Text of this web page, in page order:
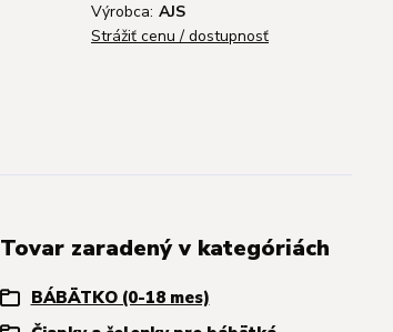
Výrobca: AJS
Strážiť cenu / dostupnosť
Tovar zaradený v kategóriách
BÁBÄTKO (0-18 mes)